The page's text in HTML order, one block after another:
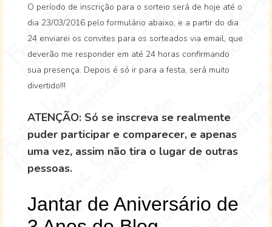
O período de inscrição para o sorteio será de hoje até o
dia 23/03/2016 pelo formulário abaixo, e a partir do dia
24 enviarei os convites para os sorteados via email, que
deverão me responder em até 24 horas confirmando
sua presença. Depois é só ir para a festa, será muito
divertido!!!
ATENÇÃO: Só se inscreva se realmente
puder participar e comparecer, e apenas
uma vez, assim não tira o lugar de outras
pessoas.